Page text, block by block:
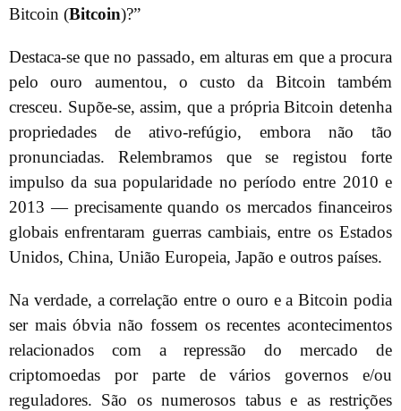
Bitcoin (Bitcoin)?”
Destaca-se que no passado, em alturas em que a procura
pelo ouro aumentou, o custo da Bitcoin também
cresceu. Supõe-se, assim, que a própria Bitcoin detenha
propriedades de ativo-refúgio, embora não tão
pronunciadas. Relembramos que se registou forte
impulso da sua popularidade no período entre 2010 e
2013 — precisamente quando os mercados financeiros
globais enfrentaram guerras cambiais, entre os Estados
Unidos, China, União Europeia, Japão e outros países.
Na verdade, a correlação entre o ouro e a Bitcoin podia
ser mais óbvia não fossem os recentes acontecimentos
relacionados com a repressão do mercado de
criptomoedas por parte de vários governos e/ou
reguladores. São os numerosos tabus e as restrições